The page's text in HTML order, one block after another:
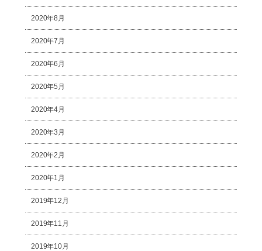
2020年8月
2020年7月
2020年6月
2020年5月
2020年4月
2020年3月
2020年2月
2020年1月
2019年12月
2019年11月
2019年10月